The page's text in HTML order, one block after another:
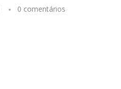
0 comentários